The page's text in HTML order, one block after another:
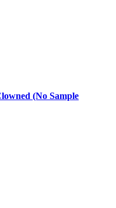
(No Sample